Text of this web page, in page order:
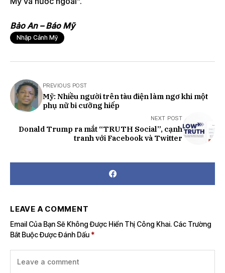
Bảo An – Báo Mỹ
Nhập Cảnh Mỹ
PREVIOUS POST
Mỹ: Nhiều người trên tàu điện làm ngơ khi một
phụ nữ bi cưỡng hiếp
NEXT POST
Donald Trump ra mắt “TRUTH Social”, cạnh
tranh với Facebook và Twitter
LEAVE A COMMENT
Email Của Bạn Sẽ Không Được Hiển Thị Công Khai. Các Trường
Bắt Buộc Được Đánh Dấu *